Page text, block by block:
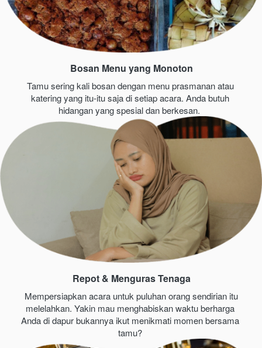
Bosan Menu yang Monoton
Tamu sering kali bosan dengan menu prasmanan atau
katering yang itu-itu saja di setiap acara. Anda butuh
hidangan yang spesial dan berkesan.
Repot & Menguras Tenaga
Mempersiapkan acara untuk puluhan orang sendirian itu
melelahkan. Yakin mau menghabiskan waktu berharga
Anda di dapur bukannya ikut menikmati momen bersama
tamu?